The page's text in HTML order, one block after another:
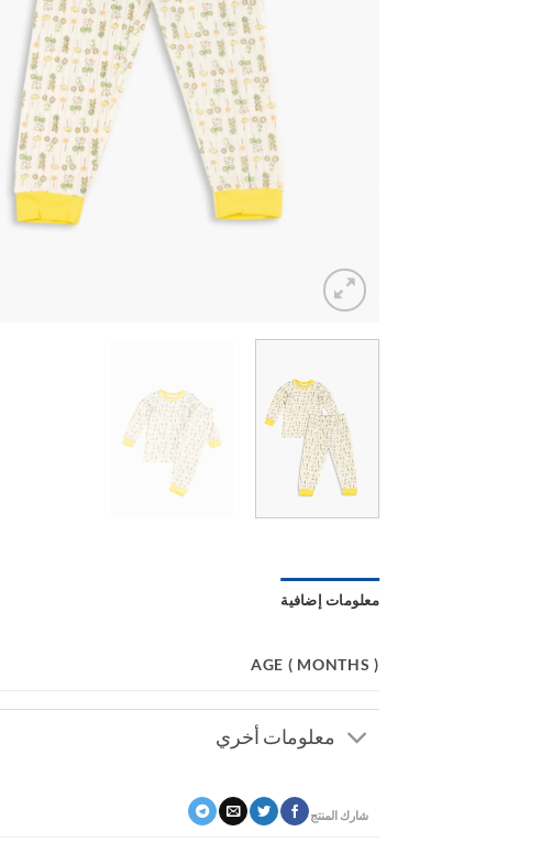
معلومات إضافية
AGE ( MONTHS )
معلومات أخري
شارك المنتج